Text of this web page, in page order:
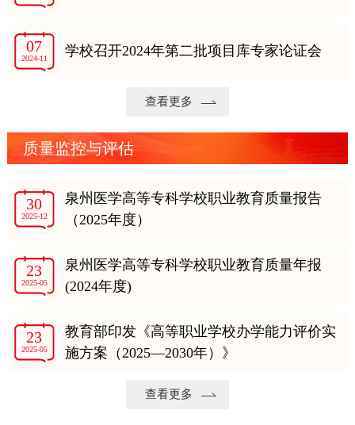
07
2024-11 学校召开2024年第二批项目库专家论证会
查看更多
质量监控与评估
30
2025-12
泉州医学高等专科学校职业教育质量报告
（2025年度）
23
2025-05
泉州医学高等专科学校职业教育质量年报
(2024年度)
23
2025-05
教育部印发《高等职业学校办学能力评价实
施方案（2025—2030年）》
查看更多